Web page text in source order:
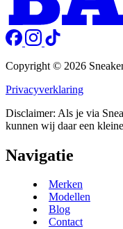
Copyright © 2026
Privacyverklaring
Disclaimer: Als je via
kunnen wij daar een
Navigatie
Merken
Modellen
Blog
Contact